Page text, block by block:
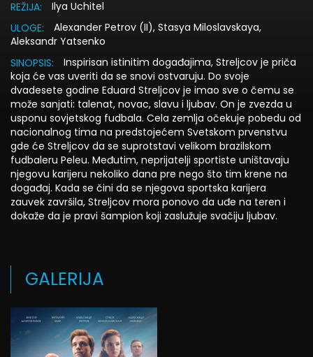
REŽIJA:
Ilya Uchitel
ULOGE:
Alexander Petrov (II), Stasya Miloslavskaya,
Aleksandr Yatsenko
SINOPSIS:
Inspirisan istinitim događajima, Streljcov je priča
koja će vas uveriti da se snovi ostvaruju. Do svoje
dvadesete godine Eduard Streljcov je imao sve o čemu se
može sanjati: talenat, novac, slavu i ljubav. On je zvezda u
usponu sovjetskog fudbala. Cela zemlja očekuje pobedu od
nacionalnog tima na predstojećem Svetskom prvenstvu
gde će Streljcov da se suprotstavi velikom brazilskom
fudbaleru Peleu. Međutim, neprijatelji sportiste uništavaju
njegovu karijeru nekoliko dana pre nego što tim krene na
događaj. Kada se čini da se njegova sportska karijera
zauvek završila, Streljcov mora ponovo da uđe na teren i
dokaže da je pravi šampion koji zaslužuje svačiju ljubav.
GALERIJA